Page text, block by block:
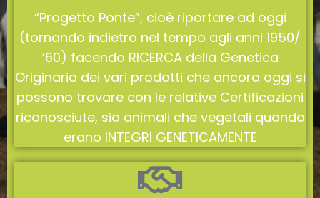
“Progetto Ponte”, cioè riportare ad oggi
(tornando indietro nel tempo agli anni 1950/
’60) facendo RICERCA della Genetica
Originaria dei vari prodotti che ancora oggi si
possono trovare con le relative Certificazioni
riconosciute, sia animali che vegetali quando
erano INTEGRI GENETICAMENTE